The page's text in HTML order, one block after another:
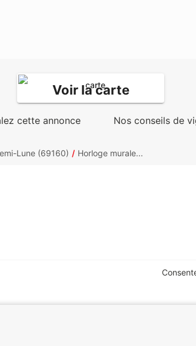
Voir la carte
cette annonce Nos conseils de
Lune (69160) Horloge murale...